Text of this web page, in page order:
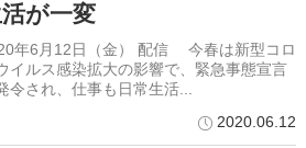
が一変
年6月12日（金） 配信 今春は新型コロ
イルス感染拡大の影響で、緊急事態宣言
令され、仕事も日常生活...
2020.06.12